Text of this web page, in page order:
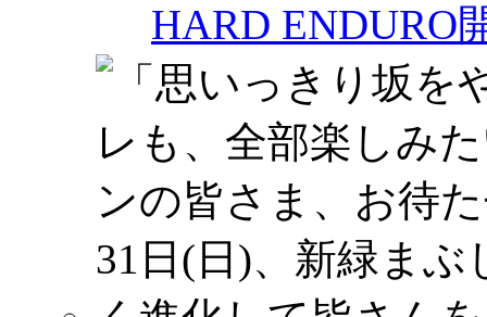
HARD ENDURO